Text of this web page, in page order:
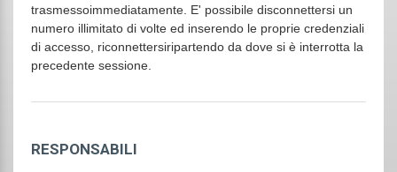
trasmessoimmediatamente. E' possibile disconnettersi un
numero illimitato di volte ed inserendo le proprie credenziali
di accesso, riconnettersiripartendo da dove si è interrotta la
precedente sessione.
RESPONSABILI